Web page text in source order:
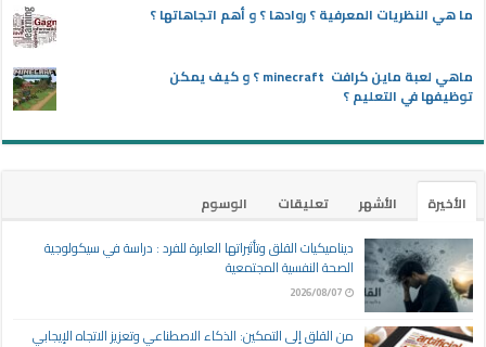
ما هي النظريات المعرفية ؟ روادها ؟ و أهم اتجاهاتها ؟
ماهي لعبة ماين كرافت minecraft ؟ و كيف يمكن
توظيفها في التعليم ؟
الأخيرة الأشهر تعليقات
الوسوم
ديناميكيات القلق وتأثيراتها العابرة للفرد : دراسة في سيكولوجية
الصحة النفسية المجتمعية
2026/08/07
من القلق إلى التمكين: الذكاء الاصطناعي وتعزيز الاتجاه الإيجابي